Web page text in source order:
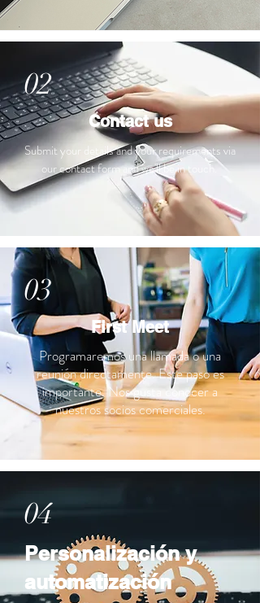
02
Contact us
Submit your details and your requirements via
our contact form and we'll be in touch.
03
First Meet
Programaremos una llamada o una
reunión directamente. Este paso es
importante. Nos gusta conocer a
nuestros socios comerciales.
04
Personalización y
automatización